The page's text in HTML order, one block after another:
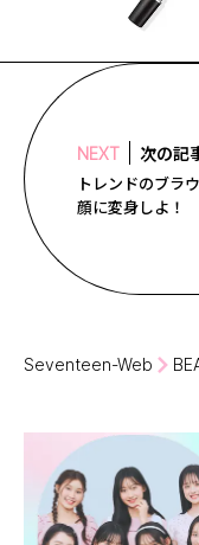
NEXT 次の記
トレンドのブラ
顔に変身しよ！
Seventeen-Web